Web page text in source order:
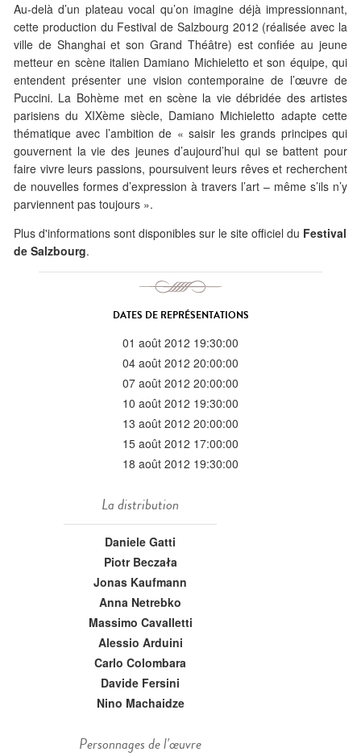
Au-delà d’un plateau vocal qu’on imagine déjà impressionnant,
cette production du Festival de Salzbourg 2012 (réalisée avec la
ville de Shanghai et son Grand Théâtre) est confiée au jeune
metteur en scène italien Damiano Michieletto et son équipe, qui
entendent présenter une vision contemporaine de l’œuvre de
Puccini. La Bohème met en scène la vie débridée des artistes
parisiens du XIXème siècle, Damiano Michieletto adapte cette
thématique avec l’ambition de « saisir les grands principes qui
gouvernent la vie des jeunes d’aujourd’hui qui se battent pour
faire vivre leurs passions, poursuivent leurs rêves et recherchent
de nouvelles formes d’expression à travers l’art – même s’ils n’y
parviennent pas toujours ».
Plus d'informations sont disponibles sur le site officiel du Festival
de Salzbourg.
DATES DE REPRÉSENTATIONS
01 août 2012 19:30:00
04 août 2012 20:00:00
07 août 2012 20:00:00
10 août 2012 19:30:00
13 août 2012 20:00:00
15 août 2012 17:00:00
18 août 2012 19:30:00
La distribution
Daniele Gatti
Piotr Beczała
Jonas Kaufmann
Anna Netrebko
Massimo Cavalletti
Alessio Arduini
Carlo Colombara
Davide Fersini
Nino Machaidze
Personnages de l'œuvre